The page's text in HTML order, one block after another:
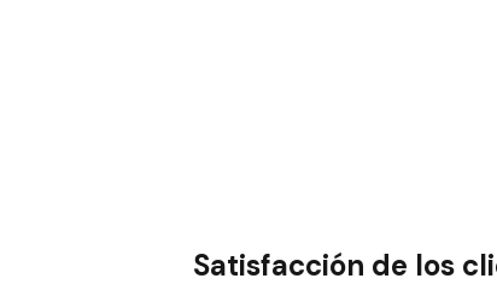
Satisfacción de los